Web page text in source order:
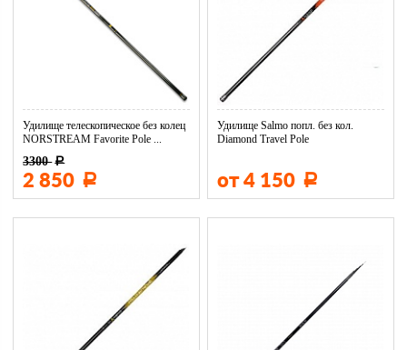
Удилище телескопическое без колец
NORSTREAM Favorite Pole ...
3300 Р
2 850 Р
Удилище Salmo попл. без кол.
Diamond Travel Pole
от 4 150 Р